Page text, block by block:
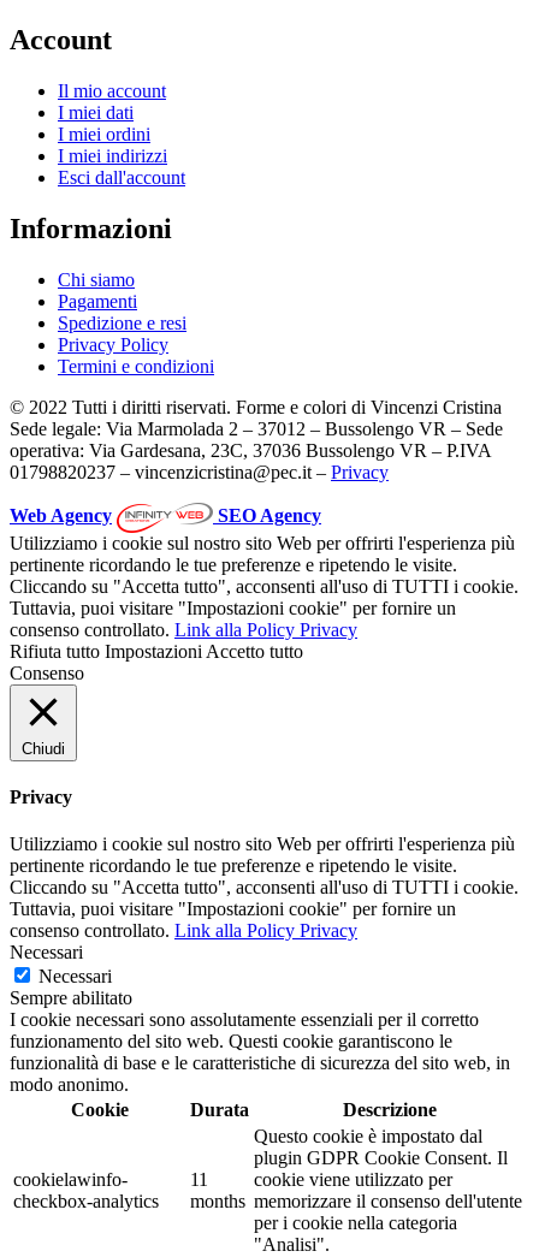
Account
Il mio account
I miei dati
I miei ordini
I miei indirizzi
Esci dall'account
Informazioni
Chi siamo
Pagamenti
Spedizione e resi
Privacy Policy
Termini e condizioni
© 2022 Tutti i diritti riservati. Forme e colori di Vincenzi Cristina
Sede legale: Via Marmolada 2 – 37012 – Bussolengo VR – Sede
operativa: Via Gardesana, 23C, 37036 Bussolengo VR – P.IVA
01798820237 – vincenzicristina@pec.it – Privacy
Web Agency
SEO Agency
Utilizziamo i cookie sul nostro sito Web per offrirti l'esperienza più
pertinente ricordando le tue preferenze e ripetendo le visite.
Cliccando su "Accetta tutto", acconsenti all'uso di TUTTI i cookie.
Tuttavia, puoi visitare "Impostazioni cookie" per fornire un
consenso controllato. Link alla Policy Privacy
Rifiuta tutto Impostazioni Accetto tutto
Consenso
Chiudi
Privacy
Utilizziamo i cookie sul nostro sito Web per offrirti l'esperienza più
pertinente ricordando le tue preferenze e ripetendo le visite.
Cliccando su "Accetta tutto", acconsenti all'uso di TUTTI i cookie.
Tuttavia, puoi visitare "Impostazioni cookie" per fornire un
consenso controllato. Link alla Policy Privacy
Necessari
Necessari
Sempre abilitato
I cookie necessari sono assolutamente essenziali per il corretto
funzionamento del sito web. Questi cookie garantiscono le
funzionalità di base e le caratteristiche di sicurezza del sito web, in
modo anonimo.
Cookie
Durata Descrizione
cookielawinfo-
checkbox-analytics
11
months
Questo cookie è impostato dal
plugin GDPR Cookie Consent. Il
cookie viene utilizzato per
memorizzare il consenso dell'utente
per i cookie nella categoria
"Analisi".